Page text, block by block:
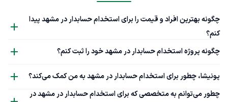
چگونه بهترین افراد و قیمت را برای استخدام حسابدار در مشهد پیدا
کنم؟
چگونه پروژه استخدام حسابدار در مشهد خود را ثبت کنم؟
پونیشا، چطور برای استخدام حسابدار در مشهد به من کمک می‌کند؟
چطور می‌توانم به متخصصی که برای استخدام حسابدار در مشهد در